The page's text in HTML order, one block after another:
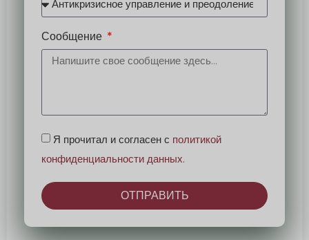
Сообщение
Я прочитал и согласен с политикой
конфиденциальности данных.
ОТПРАВИТЬ